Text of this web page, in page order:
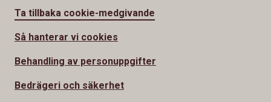
Ta tillbaka cookie-medgivande
Så hanterar vi cookies
Behandling av personuppgifter
Bedrägeri och säkerhet